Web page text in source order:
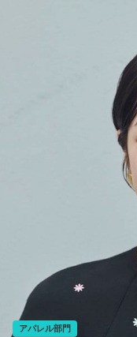
物販
ABOUT SOTY
投票方法
Follow Us
アパレル部門